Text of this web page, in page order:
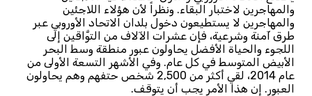
والمهاجرين لاختبار البقاء. ونظراً لأن هؤلاء اللاجئين
والمهاجرين لا يستطيعون دخول بلدان الاتحاد الأوروبي عبر
طرق آمنة وشرعية، فإن عشرات الآلاف من التوَّاقين إلى
اللجوء والحياة الأفضل يحاولون عبور منطقة وسط البحر
الأبيض المتوسط في كل عام. وفي الأشهر التسعة الأولى من
عام 2014، لقي أكثر من 2,500 شخص حتفهم وهم يحاولون
العبور. إن هذا الأمر يجب أن يتوقف.